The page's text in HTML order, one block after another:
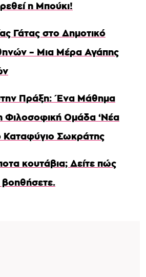
η Μπούκι!
Γάτας στο Δημοτικό
– Μια Μέρα Αγάπης
Πράξη: Ένα Μάθημα
Φιλοσοφική Ομάδα ‘Νέα
Καταφύγιο Σωκράτης
κουτάβια; Δείτε πώς
βοηθήσετε.